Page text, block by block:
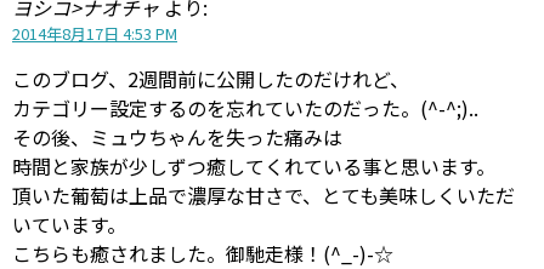
ヨシコ>ナオチャ より:
2014年8月17日 4:53 PM
このブログ、2週間前に公開したのだけれど、
カテゴリー設定するのを忘れていたのだった。(^-^;)..
その後、ミュウちゃんを失った痛みは
時間と家族が少しずつ癒してくれている事と思います。
頂いた葡萄は上品で濃厚な甘さで、とても美味しくいただ
いています。
こちらも癒されました。御馳走様！(^_-)-☆